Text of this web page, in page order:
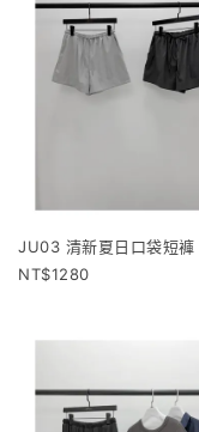
JU03 清新夏日口袋短褲
1280